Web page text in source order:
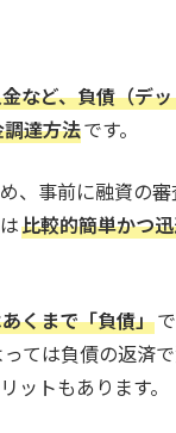
など、負債（デ
達方法です。
、事前に融資の
比較的簡単かつ
くまで「負債」
ては負債の返済
ットもあります。